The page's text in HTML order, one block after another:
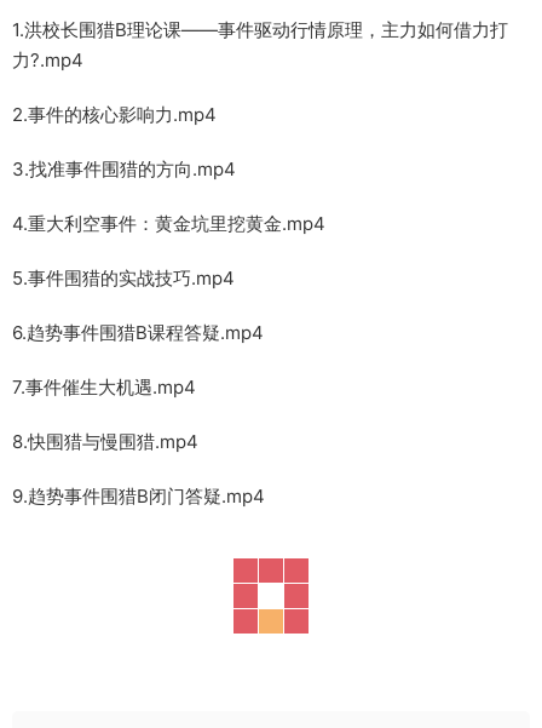
1.洪校长围猎B理论课——事件驱动行情原理，主力如何借力打
力?.mp4
2.事件的核心影响力.mp4
3.找准事件围猎的方向.mp4
4.重大利空事件：黄金坑里挖黄金.mp4
5.事件围猎的实战技巧.mp4
6.趋势事件围猎B课程答疑.mp4
7.事件催生大机遇.mp4
8.快围猎与慢围猎.mp4
9.趋势事件围猎B闭门答疑.mp4